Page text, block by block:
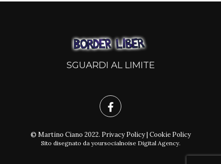
SGUARDI AL LIMITE
© Martino Ciano 2022. Privacy Policy| Cookie Policy
Sito disegnato da yoursocialnoise Digital Agency.